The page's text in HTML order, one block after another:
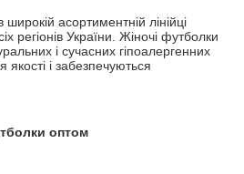
асортиментній лінійці
регіонів України. Жіночі футболки
і сучасних гіпоалергенних
якості і забезпечуються
оптом